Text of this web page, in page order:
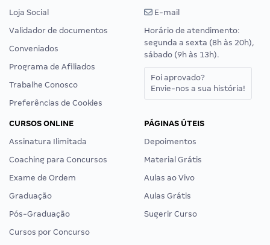
Loja Social
Validador de documentos
Conveniados
Programa de Afiliados
Trabalhe Conosco
Preferências de Cookies
E-mail
Horário de atendimento:
segunda a sexta (8h às 20h),
sábado (9h às 13h).
Foi aprovado?
Envie-nos a sua história!
CURSOS ONLINE
Assinatura Ilimitada
Coaching para Concursos
Exame de Ordem
Graduação
Pós-Graduação
Cursos por Concurso
PÁGINAS ÚTEIS
Depoimentos
Material Grátis
Aulas ao Vivo
Aulas Grátis
Sugerir Curso